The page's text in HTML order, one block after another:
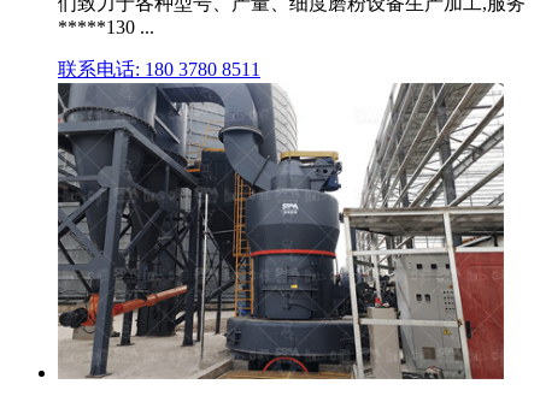
*****130 ...
联系电话: 180 3780 8511